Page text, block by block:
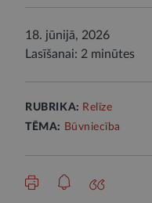
18. jūnijā, 2026
Lasīšanai: 2 minūtes
RUBRIKA: Relīze
TĒMA: Būvniecība